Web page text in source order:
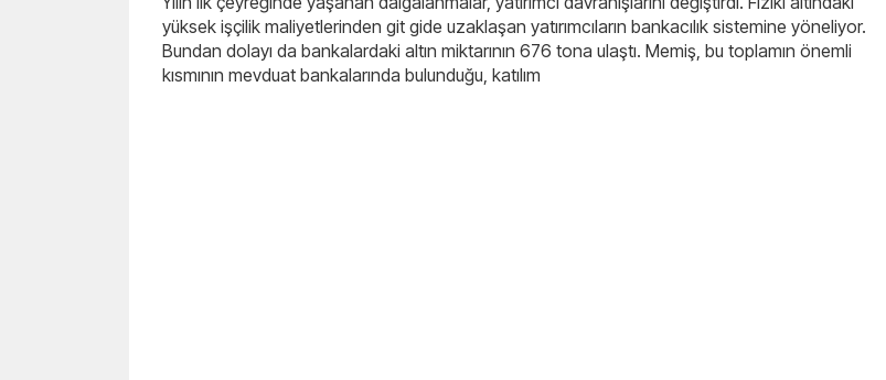
yüksek işçilik maliyetlerinden git gide uzaklaşan yatırımcıların bankacılık sistemine yöneliyor.
Bundan dolayı da bankalardaki altın miktarının 676 tona ulaştı. Memiş, bu toplamın önemli
kısmının mevduat bankalarında bulunduğu, katılım